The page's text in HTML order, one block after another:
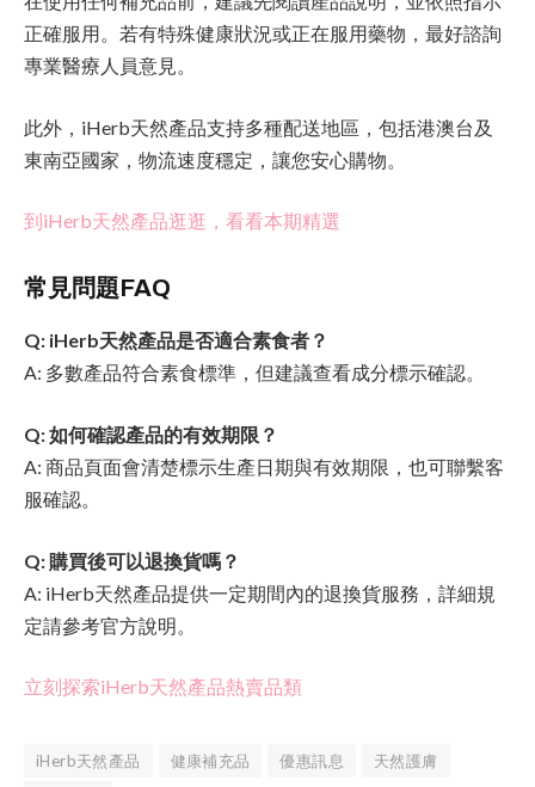
正確服用。若有特殊健康狀況或正在服用藥物，最好諮詢
專業醫療人員意見。
此外，iHerb天然產品支持多種配送地區，包括港澳台及
東南亞國家，物流速度穩定，讓您安心購物。
到iHerb天然產品逛逛，看看本期精選
常見問題FAQ
Q: iHerb天然產品是否適合素食者？
A: 多數產品符合素食標準，但建議查看成分標示確認。
Q: 如何確認產品的有效期限？
A: 商品頁面會清楚標示生產日期與有效期限，也可聯繫客
服確認。
Q: 購買後可以退換貨嗎？
A: iHerb天然產品提供一定期間內的退換貨服務，詳細規
定請參考官方說明。
立刻探索iHerb天然產品熱賣品類
iHerb天然產品 健康補充品 優惠訊息
天然護膚